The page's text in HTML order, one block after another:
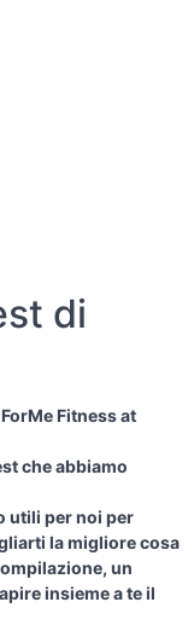
di
Fitness at
che abbiamo
utili per noi per
la migliore cosa
un
insieme a te il